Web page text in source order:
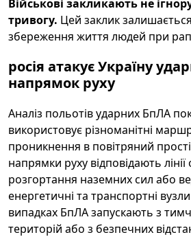
Військові закликають не
тривогу. Цей заклик
збереження життя людей при
росія атакує Україну
напрямок руху
Аналіз польотів ударних БпЛА
використовує різноманітні
проникнення в повітряний
напрямки руху відповідають
розгортання наземних сил або
енергетичні та транспортні
випадках БпЛА запускають з
територій або з безпечних